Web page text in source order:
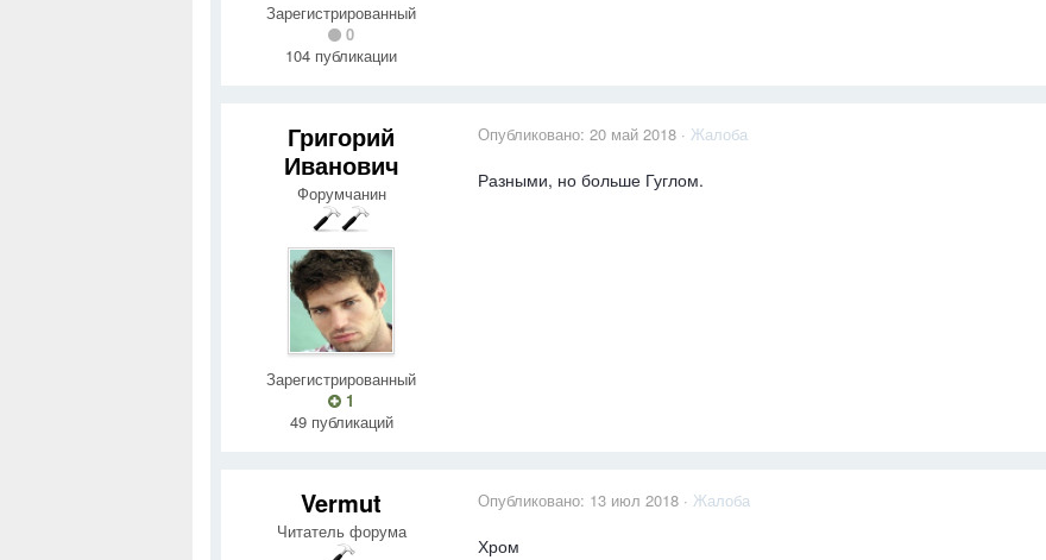
Зарегистрированный
0
104 публикации
Григорий
Иванович
Форумчанин
Зарегистрированный
1
49 публикаций
Опубликовано: 20 май 2018 · Жалоба
Разными, но больше Гуглом.
Vermut
Читатель форума
Опубликовано: 13 июл 2018 · Жалоба
Хром